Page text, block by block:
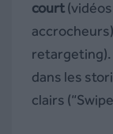
court
retargeting).
dans les
clairs